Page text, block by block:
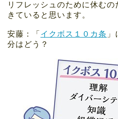
リフレッシュのために休む
きていると思います。
安藤：「 イクボス１０カ条
分はどう？